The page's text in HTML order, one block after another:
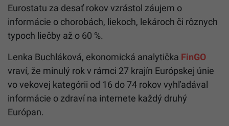
Eurostatu za desať rokov vzrástol záujem o
informácie o chorobách, liekoch, lekároch či rôznych
typoch liečby až o 60 %.
Lenka Buchláková, ekonomická analytička FinGO
vraví, že minulý rok v rámci 27 krajín Európskej únie
vo vekovej kategórii od 16 do 74 rokov vyhľadával
informácie o zdraví na internete každý druhý
Európan.